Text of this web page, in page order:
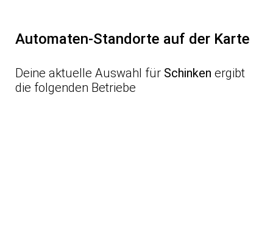
Automaten-Standorte auf der Karte
Deine aktuelle Auswahl für Schinken ergibt
die folgenden Betriebe